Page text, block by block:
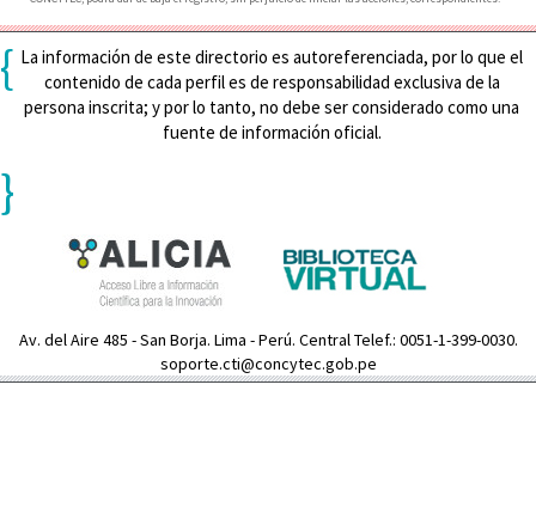
{ La información de este directorio es autoreferenciada, por lo que el
contenido de cada perfil es de responsabilidad exclusiva de la
persona inscrita; y por lo tanto, no debe ser considerado como una
fuente de información oficial.
}
Av. del Aire 485 - San Borja. Lima - Perú. Central Telef.: 0051-1-399-0030.
soporte.cti@concytec.gob.pe